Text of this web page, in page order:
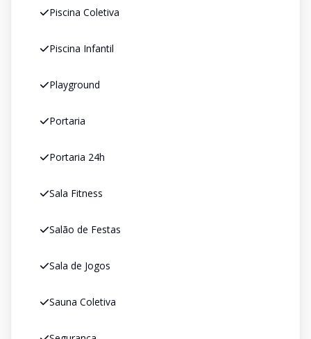
Piscina Coletiva
Piscina Infantil
Playground
Portaria
Portaria 24h
Sala Fitness
Salão de Festas
Sala de Jogos
Sauna Coletiva